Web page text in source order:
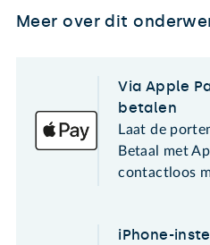
Meer over dit
Via Apple
betalen
Laat de
Betaal met
contactloos
iPhone-